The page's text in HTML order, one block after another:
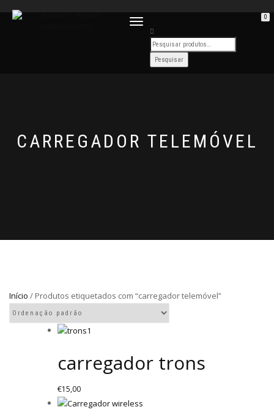
ALTERNAR
NAVEGAÇÃO
0
CARREGADOR TELEMÓVEL
Início / Produtos etiquetados com “carregador telemóvel”
carregador trons
€15,00